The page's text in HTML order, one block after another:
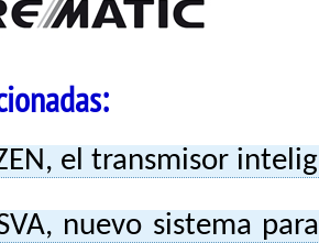
el transmisor
nuevo sistema